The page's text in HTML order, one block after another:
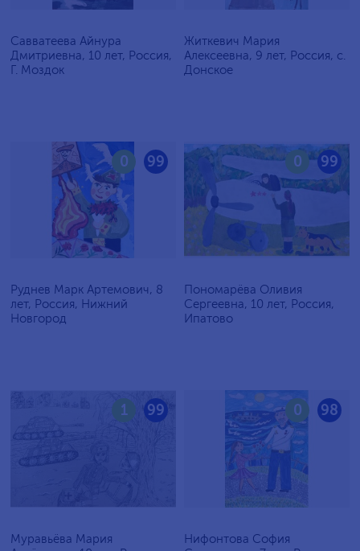
Савватеева Айнура
Дмитриевна, 10 лет, Россия,
Г. Моздок
Житкевич Мария
Алексеевна, 9 лет, Россия, c.
Донское
99
0
Руднев Марк Артемович, 8
лет, Россия, Нижний
Новгород
99
0
Пономарёва Оливия
Сергеевна, 10 лет, Россия,
Ипатово
99
1
Муравьёва Мария
98
0
Нифонтова София